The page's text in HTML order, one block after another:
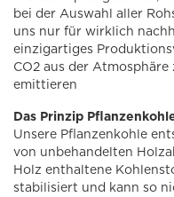
bei der Auswahl aller
uns nur für wirklich
einzigartiges
CO2 aus der
emittieren
Das Prinzip
Unsere Pflanzenkohle
von unbehandelten
Holz enthaltene
stabilisiert und kann so